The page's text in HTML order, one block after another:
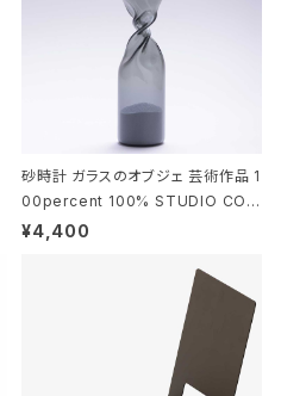
砂時計 ガラスのオブジェ 芸術作品 1
00percent 100% STUDIO COH
AKU Timeless 100パーセント ス
¥4,400